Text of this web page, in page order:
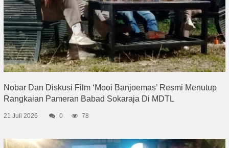
Nobar Dan Diskusi Film ‘Mooi Banjoemas’ Resmi Menutup
Rangkaian Pameran Babad Sokaraja Di MDTL
21 Juli 2026 0 78